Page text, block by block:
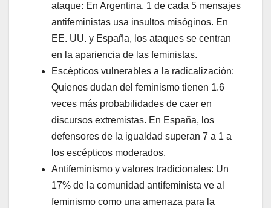
ataque: En Argentina, 1 de cada 5 mensajes
antifeministas usa insultos misóginos. En
EE. UU. y España, los ataques se centran
en la apariencia de las feministas.
Escépticos vulnerables a la radicalización:
Quienes dudan del feminismo tienen 1.6
veces más probabilidades de caer en
discursos extremistas. En España, los
defensores de la igualdad superan 7 a 1 a
los escépticos moderados.
Antifeminismo y valores tradicionales: Un
17% de la comunidad antifeminista ve al
feminismo como una amenaza para la